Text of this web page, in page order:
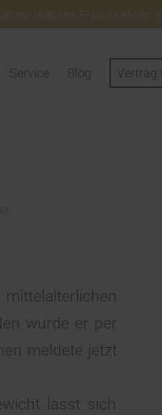
bis 16:30 Uhr. Fr bis 13:45 Uhr.
Service Blog Vertrag
wurde er per
meldete jetzt
lässt sich